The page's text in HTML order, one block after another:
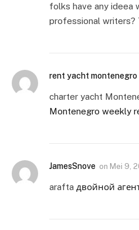
folks have any ideea
professional writers?
rent yacht montenegro
charter yacht
Montenegro weekly
JamesSnove on Mei 9,
arafta двойной